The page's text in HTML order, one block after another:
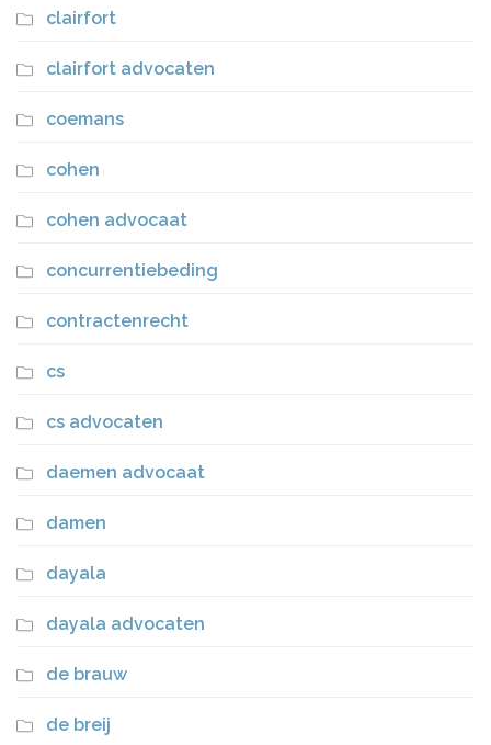
clairfort
clairfort advocaten
coemans
cohen
cohen advocaat
concurrentiebeding
contractenrecht
cs
cs advocaten
daemen advocaat
damen
dayala
dayala advocaten
de brauw
de breij